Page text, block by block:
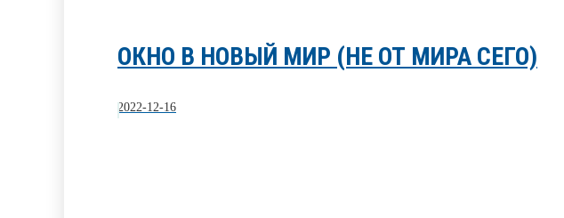
ОКНО В НОВЫЙ МИР (НЕ ОТ МИРА СЕГО)
2022-12-16